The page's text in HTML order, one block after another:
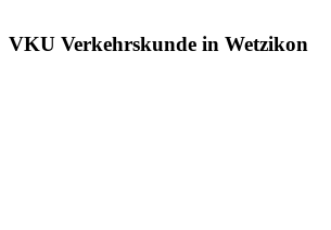
VKU Verkehrskunde in Wetzikon